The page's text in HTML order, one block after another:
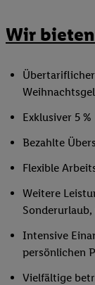
Wir bieten
Übertariflicher
Exklusiver 5
Bezahlte
Flexible
Weitere
Sonderurlaub,
Intensive
persönlichen
Vielfältige